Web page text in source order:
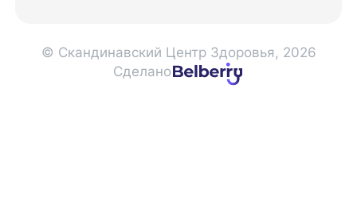
© Скандинавский Центр Здоровья, 2026
Сделано